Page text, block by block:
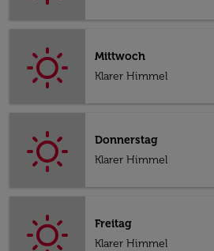
Mittwoch
Klarer Himmel
Donnerstag
Klarer Himmel
Freitag
Klarer Himmel